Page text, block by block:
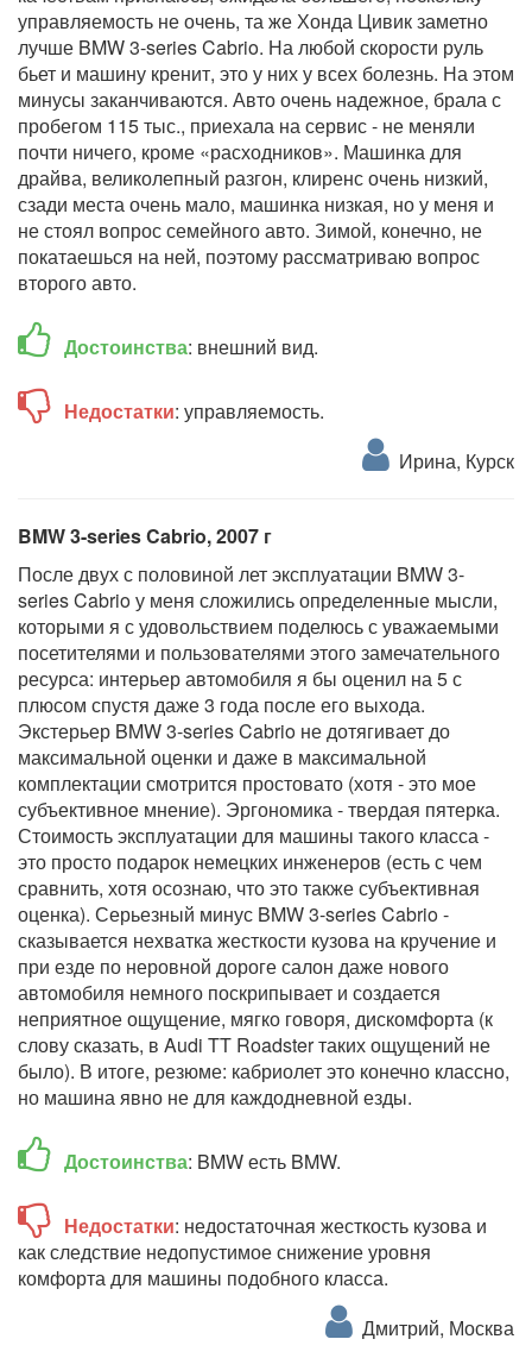
управляемость не очень, та же Хонда Цивик заметно
лучше BMW 3-series Cabrio. На любой скорости руль
бьет и машину кренит, это у них у всех болезнь. На этом
минусы заканчиваются. Авто очень надежное, брала с
пробегом 115 тыс., приехала на сервис - не меняли
почти ничего, кроме «расходников». Машинка для
драйва, великолепный разгон, клиренс очень низкий,
сзади места очень мало, машинка низкая, но у меня и
не стоял вопрос семейного авто. Зимой, конечно, не
покатаешься на ней, поэтому рассматриваю вопрос
второго авто.
Достоинства: внешний вид.
Недостатки: управляемость.
Ирина, Курск
BMW 3-series Cabrio, 2007 г
После двух с половиной лет эксплуатации BMW 3-
series Cabrio у меня сложились определенные мысли,
которыми я с удовольствием поделюсь с уважаемыми
посетителями и пользователями этого замечательного
ресурса: интерьер автомобиля я бы оценил на 5 с
плюсом спустя даже 3 года после его выхода.
Экстерьер BMW 3-series Cabrio не дотягивает до
максимальной оценки и даже в максимальной
комплектации смотрится простовато (хотя - это мое
субъективное мнение). Эргономика - твердая пятерка.
Стоимость эксплуатации для машины такого класса -
это просто подарок немецких инженеров (есть с чем
сравнить, хотя осознаю, что это также субъективная
оценка). Серьезный минус BMW 3-series Cabrio -
сказывается нехватка жесткости кузова на кручение и
при езде по неровной дороге салон даже нового
автомобиля немного поскрипывает и создается
неприятное ощущение, мягко говоря, дискомфорта (к
слову сказать, в Audi TT Roadster таких ощущений не
было). В итоге, резюме: кабриолет это конечно классно,
но машина явно не для каждодневной езды.
Достоинства: BMW есть BMW.
Недостатки: недостаточная жесткость кузова и
как следствие недопустимое снижение уровня
комфорта для машины подобного класса.
Дмитрий, Москва